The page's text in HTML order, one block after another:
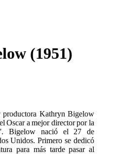
(1951)
productora Kathryn Bigelow
Oscar a mejor director por la
Bigelow nació el 27 de
Unidos. Primero se dedicó
para más tarde pasar al